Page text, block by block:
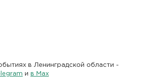
в Ленинградской области -
и в Maх